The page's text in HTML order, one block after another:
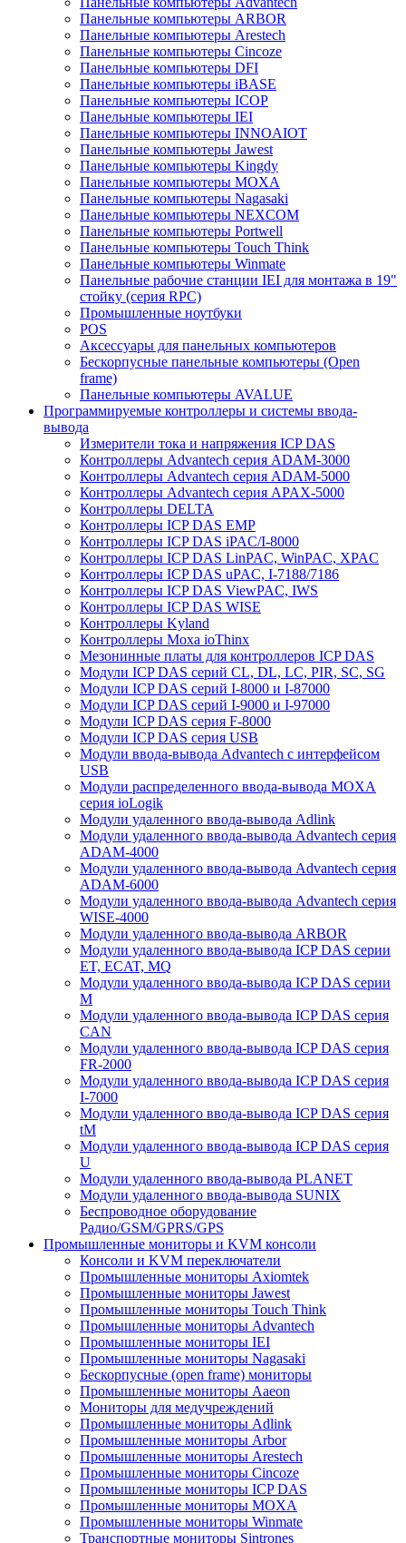
Панельные компьютеры ARBOR
Панельные компьютеры Arestech
Панельные компьютеры Cincoze
Панельные компьютеры DFI
Панельные компьютеры iBASE
Панельные компьютеры ICOP
Панельные компьютеры IEI
Панельные компьютеры INNOAIOT
Панельные компьютеры Jawest
Панельные компьютеры Kingdy
Панельные компьютеры MOXA
Панельные компьютеры Nagasaki
Панельные компьютеры NEXCOM
Панельные компьютеры Portwell
Панельные компьютеры Touch Think
Панельные компьютеры Winmate
Панельные рабочие станции IEI для монтажа в 19"
стойку (серия RPC)
Промышленные ноутбуки
POS
Аксессуары для панельных компьютеров
Бескорпусные панельные компьютеры (Open
frame)
Панельные компьютеры AVALUE
Программируемые контроллеры и системы ввода-
вывода
Измерители тока и напряжения ICP DAS
Контроллеры Advantech серия ADAM-3000
Контроллеры Advantech серия ADAM-5000
Контроллеры Advantech серия APAX-5000
Контроллеры DELTA
Контроллеры ICP DAS EMP
Контроллеры ICP DAS iPAC/I-8000
Контроллеры ICP DAS LinPAC, WinPAC, XPAC
Контроллеры ICP DAS uPAC, I-7188/7186
Контроллеры ICP DAS ViewPAC, IWS
Контроллеры ICP DAS WISE
Контроллеры Kyland
Контроллеры Moxa ioThinx
Мезонинные платы для контроллеров ICP DAS
Модули ICP DAS серий CL, DL, LC, PIR, SC, SG
Модули ICP DAS серий I-8000 и I-87000
Модули ICP DAS серий I-9000 и I-97000
Модули ICP DAS серия F-8000
Модули ICP DAS серия USB
Модули ввода-вывода Advantech с интерфейсом
USB
Модули распределенного ввода-вывода MOXA
серия ioLogik
Модули удаленного ввода-вывода Adlink
Модули удаленного ввода-вывода Advantech серия
ADAM-4000
Модули удаленного ввода-вывода Advantech серия
ADAM-6000
Модули удаленного ввода-вывода Advantech серия
WISE-4000
Модули удаленного ввода-вывода ARBOR
Модули удаленного ввода-вывода ICP DAS серии
ET, ECAT, MQ
Модули удаленного ввода-вывода ICP DAS серии
M
Модули удаленного ввода-вывода ICP DAS серия
CAN
Модули удаленного ввода-вывода ICP DAS серия
FR-2000
Модули удаленного ввода-вывода ICP DAS серия
I-7000
Модули удаленного ввода-вывода ICP DAS серия
tM
Модули удаленного ввода-вывода ICP DAS серия
U
Модули удаленного ввода-вывода PLANET
Модули удаленного ввода-вывода SUNIX
Беспроводное оборудование
Радио/GSM/GPRS/GPS
Промышленные мониторы и KVM консоли
Консоли и KVM переключатели
Промышленные мониторы Axiomtek
Промышленные мониторы Jawest
Промышленные мониторы Touch Think
Промышленные мониторы Advantech
Промышленные мониторы IEI
Промышленные мониторы Nagasaki
Бескорпусные (open frame) мониторы
Промышленные мониторы Aaeon
Мониторы для медучреждений
Промышленные мониторы Adlink
Промышленные мониторы Arbor
Промышленные мониторы Arestech
Промышленные мониторы Cincoze
Промышленные мониторы ICP DAS
Промышленные мониторы MOXA
Промышленные мониторы Winmate
Транспортные мониторы Sintrones